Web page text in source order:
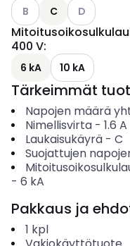
Katso käytettävissä
B C Katso
D
400 V:
6 kA 10 kA
Tärkeimmät
Napojen määrä
Nimellisvirta- 1.6 A
Laukaisukäyrä- C
Suojattujen
- 6 kA
Pakkaus ja
1 kpl